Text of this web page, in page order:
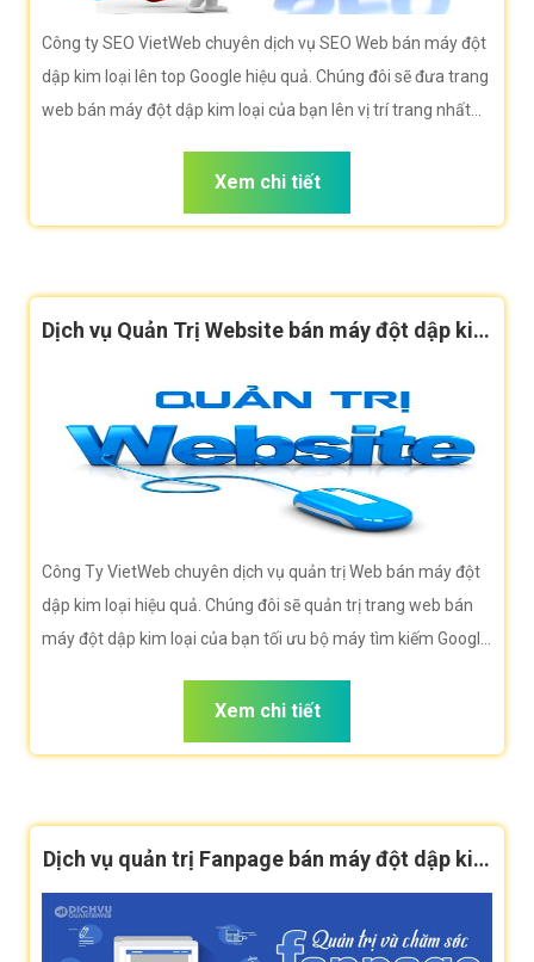
Công ty SEO VietWeb chuyên dịch vụ SEO Web bán máy đột
dập kim loại lên top Google hiệu quả. Chúng đôi sẽ đưa trang
web bán máy đột dập kim loại của bạn lên vị trí trang nhất
Xem chi tiết
Dịch vụ Quản Trị Website bán máy đột dập kim
Công Ty VietWeb chuyên dịch vụ quản trị Web bán máy đột
dập kim loại hiệu quả. Chúng đôi sẽ quản trị trang web bán
máy đột dập kim loại của bạn tối ưu bộ máy tìm kiếm Google
Xem chi tiết
Dịch vụ quản trị Fanpage bán máy đột dập kim